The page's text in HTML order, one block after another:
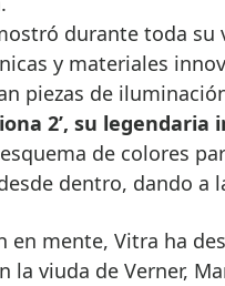
durante toda
y materiales
piezas de
2’, su legendaria
de colores
dentro, dando a
en mente, Vitra ha
la viuda de Verner,